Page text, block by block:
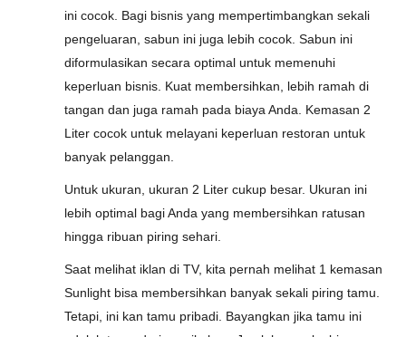
ini cocok. Bagi bisnis yang mempertimbangkan sekali
pengeluaran, sabun ini juga lebih cocok. Sabun ini
diformulasikan secara optimal untuk memenuhi
keperluan bisnis. Kuat membersihkan, lebih ramah di
tangan dan juga ramah pada biaya Anda. Kemasan 2
Liter cocok untuk melayani keperluan restoran untuk
banyak pelanggan.
Untuk ukuran, ukuran 2 Liter cukup besar. Ukuran ini
lebih optimal bagi Anda yang membersihkan ratusan
hingga ribuan piring sehari.
Saat melihat iklan di TV, kita pernah melihat 1 kemasan
Sunlight bisa membersihkan banyak sekali piring tamu.
Tetapi, ini kan tamu pribadi. Bayangkan jika tamu ini